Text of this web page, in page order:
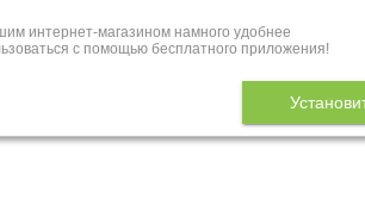
интернет-магазином намного удобнее
с помощью бесплатного приложения!